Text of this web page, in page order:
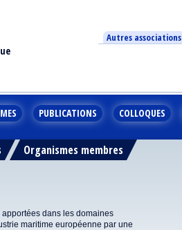
Autres associations
PUBLICATIONS COLLOQUES
Organismes membres
dans les domaines
maritime européenne par une